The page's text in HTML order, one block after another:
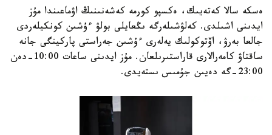
ەسكە سالا كەتەيىك، ەكسپو كورمە كەشەنىنىڭ اۋماعىندا مۇز
ايدىنى اشىلدى. كەلۋشىلەرگە ىڭعايلى بولۋ ءۇشىن كونكيلەردى
جالعا بەرۋ، اۆتوكولىك يەلەرى ءۇشىن جەراستى پاركينگى جانە
ساقتاۋ كامەرالارى قاراستىرىلعان. مۇز ايدىنى ساعات 10:00-دەن
23:00-گە دەيىن جۇمىس ىستەيدى.